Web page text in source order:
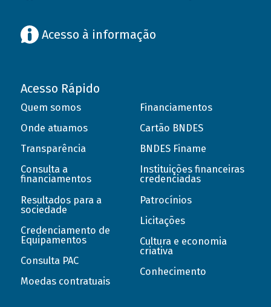
Acesso à informação
Acesso Rápido
Quem somos
Onde atuamos
Transparência
Consulta a
financiamentos
Resultados para a
sociedade
Credenciamento de
Equipamentos
Consulta PAC
Moedas contratuais
Financiamentos
Cartão BNDES
BNDES Finame
Instituições financeiras
credenciadas
Patrocínios
Licitações
Cultura e economia
criativa
Conhecimento